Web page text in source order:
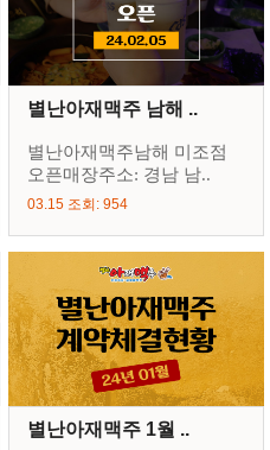
별난아재맥주 남해 ..
별난아재맥주남해 미조점
오픈매장주소: 경남 남..
03.15 조회: 954
별난아재맥주 1월 ..